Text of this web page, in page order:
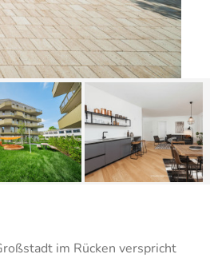
im Rücken verspricht